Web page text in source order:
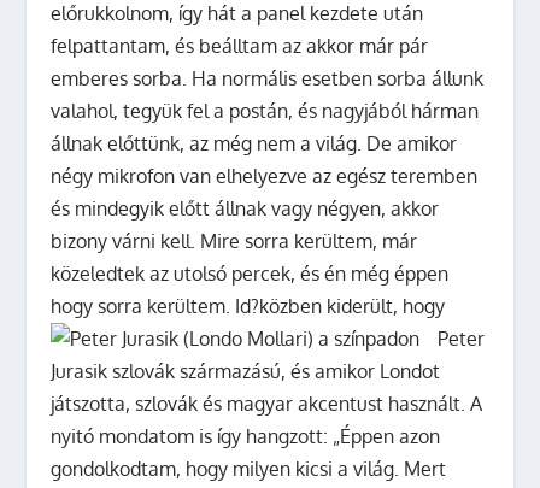
előrukkolnom, így hát a panel kezdete után
felpattantam, és beálltam az akkor már pár
emberes sorba. Ha normális esetben sorba állunk
valahol, tegyük fel a postán, és nagyjából hárman
állnak előttünk, az még nem a világ. De amikor
négy mikrofon van elhelyezve az egész teremben
és mindegyik előtt állnak vagy négyen, akkor
bizony várni kell. Mire sorra kerültem, már
közeledtek az utolsó percek, és én még éppen
hogy sorra kerültem. Id?közben kiderült, hogy
Peter
Jurasik szlovák származású, és amikor Londot
játszotta, szlovák és magyar akcentust használt. A
nyitó mondatom is így hangzott: „Éppen azon
gondolkodtam, hogy milyen kicsi a világ. Mert